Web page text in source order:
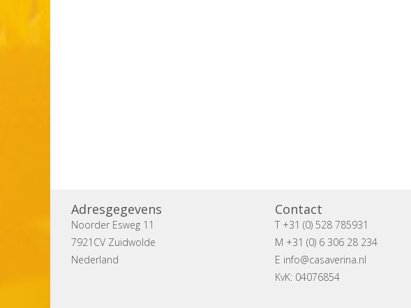
Adresgegevens
Noorder Esweg 11
7921CV Zuidwolde
Nederland
Contact
T +31 (0) 528 785931
M +31 (0) 6 306 28 234
E info@casaverina.nl
KvK: 04076854